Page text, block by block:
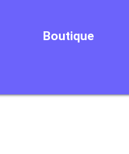
Boutique